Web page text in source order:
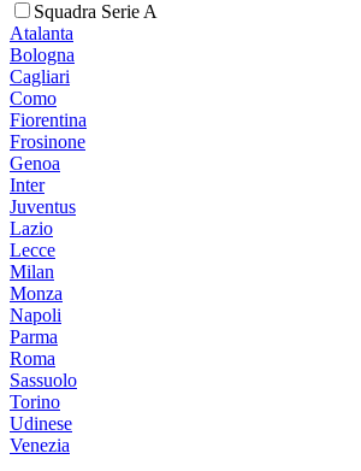
Squadra Serie A
Atalanta
Bologna
Cagliari
Como
Fiorentina
Frosinone
Genoa
Inter
Juventus
Lazio
Lecce
Milan
Monza
Napoli
Parma
Roma
Sassuolo
Torino
Udinese
Venezia